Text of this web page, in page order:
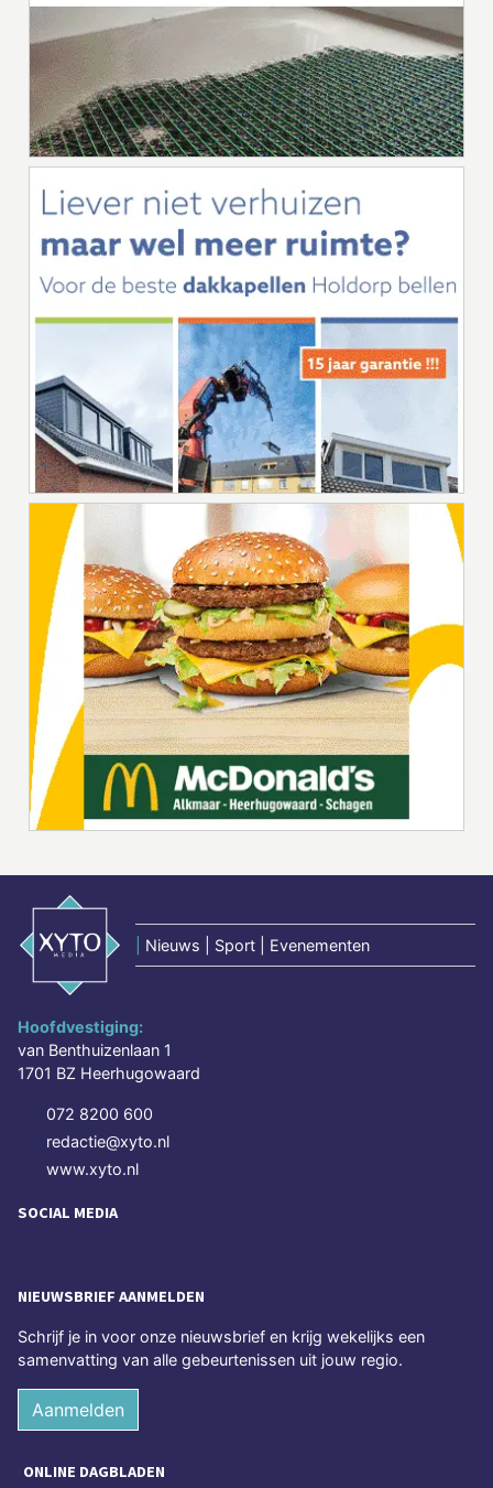
Nieuws | Sport | Evenementen
Hoofdvestiging:
van Benthuizenlaan 1
1701 BZ Heerhugowaard
072 8200 600
redactie@xyto.nl
www.xyto.nl
SOCIAL MEDIA
NIEUWSBRIEF AANMELDEN
Schrijf je in voor onze nieuwsbrief en krijg wekelijks een
samenvatting van alle gebeurtenissen uit jouw regio.
Aanmelden
ONLINE DAGBLADEN